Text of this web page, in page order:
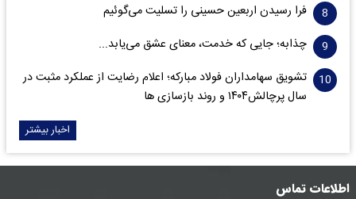
فرا رسیدن اربعین حسینی را تسلیت می‌گوئیم
چذابه؛ جایی که خدمت، معنای عشق می‌یابد...
تشویق سهامداران فولاد مبارکه؛ اعلام رضایت از عملکرد مثبت در
سال پرچالش۱۴۰۴ و روند بازسازی ها
اخبار بیشتر
اطلاعات تماس